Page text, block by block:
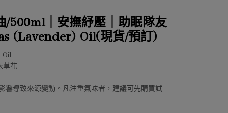
/500ml｜安撫紓壓｜助眠隊友
(Lavender) Oil(現貨/預訂)
Oil
草花
導致來源變動。凡注重氣味者，建議可先購買試